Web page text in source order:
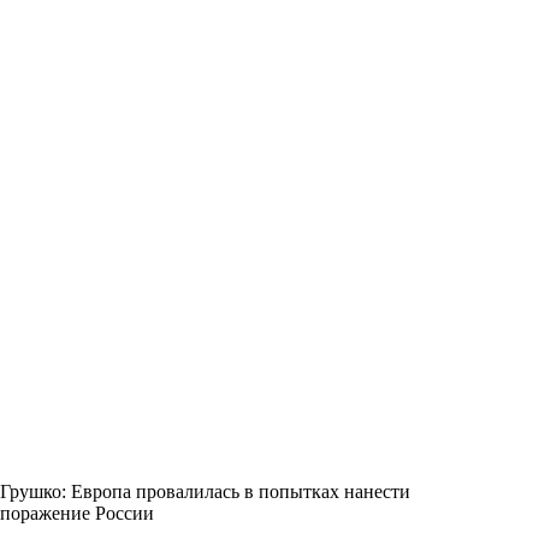
Грушко: Европа провалилась в попытках нанести
поражение России